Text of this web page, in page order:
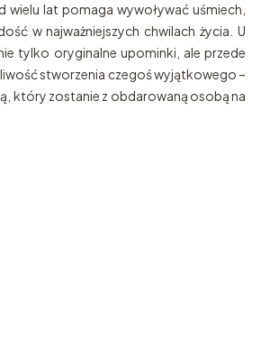
wielu lat pomaga wywoływać uśmiech,
w najważniejszych chwilach życia. U
tylko oryginalne upominki, ale przede
stworzenia czegoś wyjątkowego –
który zostanie z obdarowaną osobą na